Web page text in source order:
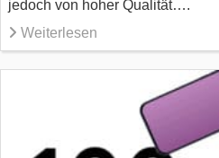
jedoch von hoher Qualität….
Weiterlesen